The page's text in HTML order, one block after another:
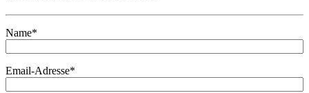
Name*
Email-Adresse*